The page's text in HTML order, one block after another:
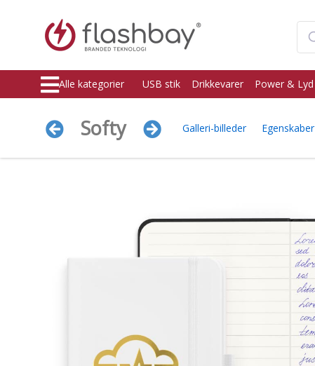
Alle kategorier USB stik Drikkevarer Power & Lyd
Softy Galleri-billeder Egenskaber